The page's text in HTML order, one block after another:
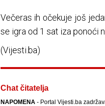
Večeras ih očekuje još
se igra od 1 sat iza ponoći
(Vijesti.ba)
Chat čitatelja
NAPOMENA - Portal Vijesti.ba